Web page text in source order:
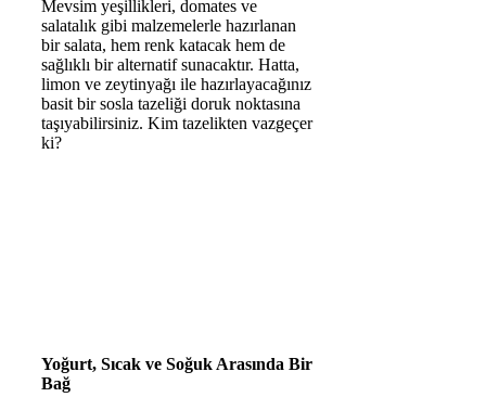
Mevsim yeşillikleri, domates ve
salatalık gibi malzemelerle hazırlanan
bir salata, hem renk katacak hem de
sağlıklı bir alternatif sunacaktır. Hatta,
limon ve zeytinyağı ile hazırlayacağınız
basit bir sosla tazeliği doruk noktasına
taşıyabilirsiniz. Kim tazelikten vazgeçer
ki?
Yoğurt, Sıcak ve Soğuk Arasında Bir
Bağ